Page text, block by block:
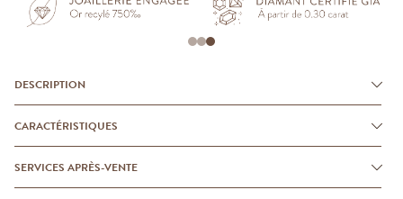
DESCRIPTION
CARACTÉRISTIQUES
SERVICES APRÈS-VENTE